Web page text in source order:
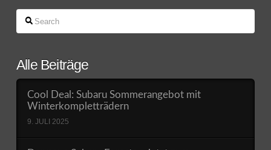
Search
Alle Beiträge
Cool Deal: Subaru Sommerangebot mit
Winterkompletträdern
9. JULI 2025